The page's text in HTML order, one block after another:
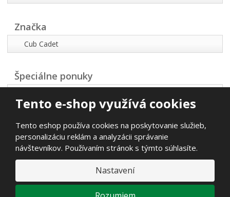
Tento e-shop využívá cookies
Tento eshop používa cookies na poskytovanie služieb,
personalizáciu reklám a analyzácii správanie
návštevníkov. Používaním stránok s týmto súhlasíte.
Nastavení
Značka
Cub Cadet
Špeciálne ponuky
Najpredávanejšie
Novinky
Vyhlásenie o prístupnosti